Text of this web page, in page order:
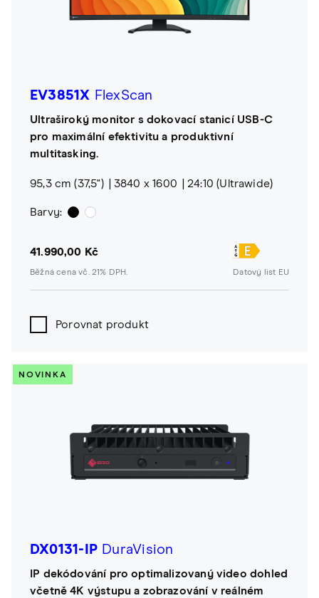
EV3851X FlexScan
Ultraširoký monitor s dokovací stanicí USB-C
pro maximální efektivitu a produktivní
multitasking.
95,3 cm (37,5") 3840 x 1600 24:10 (Ultrawide)
Barvy:
41.990,00 Kč
Běžná cena vč. 21% DPH. Datový list EU
Porovnat produkt
NOVINKA
DX0131-IPDuraVision
IP dekódování pro optimalizovaný video dohled
včetně 4K výstupu a zobrazování v reálném